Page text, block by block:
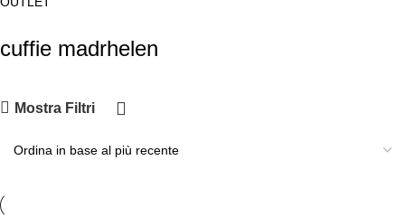
cuffie madrhelen
Mostra Filtri